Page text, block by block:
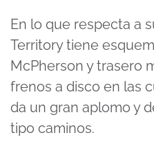
En lo que respecta a
Territory tiene
McPherson y trasero
frenos a disco en las
da un gran aplomo y
tipo caminos.